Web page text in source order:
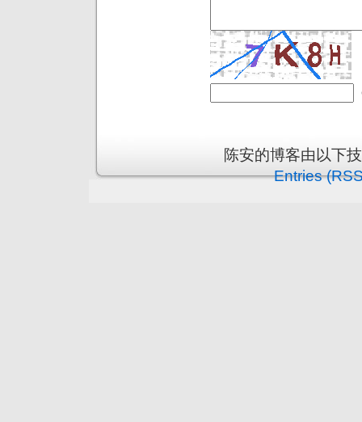
陈安的博客由以下
Entries